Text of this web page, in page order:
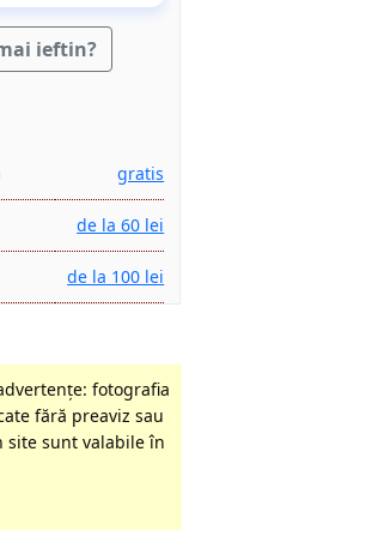
ieftin?
gratis
de la 60 lei
de la 100 lei
fotografia
fără preaviz sau
site sunt valabile în